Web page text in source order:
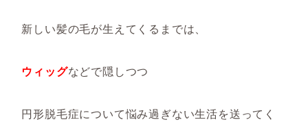
新しい髪の毛が生えてくるまでは、
ウィッグなどで隠しつつ
円形脱毛症について悩み過ぎない生活を送ってく